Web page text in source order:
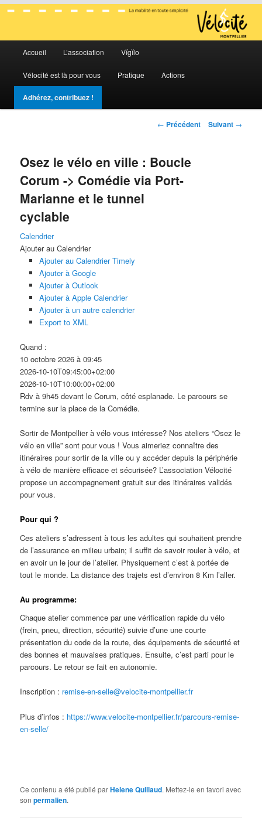
Vélocité Grand Montpellier
La mobilité en toute simplicité
Aller
au
contenu
Aller
au
contenu
Accueil L’association Vĭgĭlo
Vélocité est là pour vous Pratique Actions
Adhérez, contribuez !
Navigation
← Précédent Suivant →
Osez le vélo en ville : Boucle
Corum -> Comédie via Port-
Marianne et le tunnel
cyclable
Calendrier
Ajouter au Calendrier
Ajouter au Calendrier Timely
Ajouter à Google
Ajouter à Outlook
Ajouter à Apple Calendrier
Ajouter à un autre calendrier
Export to XML
Quand :
10 octobre 2026 à 09:45
2026-10-10T09:45:00+02:00
2026-10-10T10:00:00+02:00
Rdv à 9h45 devant le Corum, côté esplanade. Le parcours se
termine sur la place de la Comédie.
Sortir de Montpellier à vélo vous intéresse? Nos ateliers “Osez le
vélo en ville” sont pour vous ! Vous aimeriez connaître des
itinéraires pour sortir de la ville ou y accéder depuis la périphérie
à vélo de manière efficace et sécurisée? L’association Vélocité
propose un accompagnement gratuit sur des itinéraires validés
pour vous.
Pour qui ?
Ces ateliers s’adressent à tous les adultes qui souhaitent prendre
de l’assurance en milieu urbain; il suffit de savoir rouler à vélo, et
en avoir un le jour de l’atelier. Physiquement c’est à portée de
tout le monde. La distance des trajets est d’environ 8 Km l’aller.
Au programme:
Chaque atelier commence par une vérification rapide du vélo
(frein, pneu, direction, sécurité) suivie d’une une courte
présentation du code de la route, des équipements de sécurité et
des bonnes et mauvaises pratiques. Ensuite, c’est parti pour le
parcours. Le retour se fait en autonomie.
Inscription : remise-en-selle@velocite-montpellier.fr
Plus d’infos : https://www.velocite-montpellier.fr/parcours-remise-
en-selle/
Ce contenu a été publié parHelene Quillaud. Mettez-le en favori avec
sonpermalien.